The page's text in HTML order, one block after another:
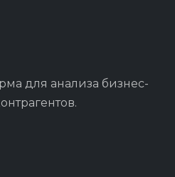
для анализа бизнес-